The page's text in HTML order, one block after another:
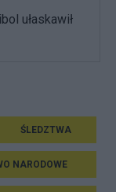
ułaskawił
ŚLEDZTWA
NARODOWE